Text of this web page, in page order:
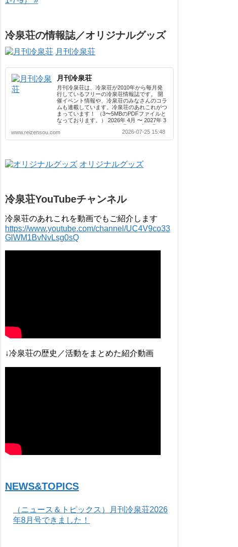
冷泉荘の情報誌／オリジナルグッズ
月刊冷泉荘
月刊冷泉荘
月刊冷泉荘は、冷泉荘が2010年から毎月発
行しているフリーの冷泉荘情報誌です。 開
催イベント情報や、冷泉荘のみなさんのコラ
ムも連載しています。冷泉荘のあれこれがつ
まっています！ （3〜5MBのPDFファイルと
なっております。） 2026年 4月 〜 2027年 3
2025年 3月 2023年 4月 〜 2024年 3月 2022
年 4月 〜 2023年 3月 2021年 4月 〜 2022年
年 4月 〜 2018年 3月 2016年 4月 〜 2017年
3月 2015年 4月 〜 2016年 3月 2014年 4月 〜
www.reizensou.com 2026-07-25 15:48
オリジナルグッズ
冷泉荘YouTubeチャンネル
冷泉荘のあれこれを動画でもご紹介します
https://www.youtube.com/channel/UC4V9co33
GlWM1BvNvLsg0sQ
↓冷泉荘の歴史／活動をまとめた紹介動画
NEWS&TOPICS
（ニュース＆トピックス）月刊冷泉荘2026
年8月号できました！